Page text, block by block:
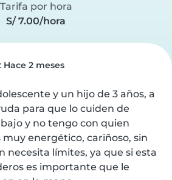
Tarifa por hora
S/ 7.00/hora
Hace 2 meses
y un hijo de 3 años, a
para que lo cuiden de
y no tengo con quien
energético, cariñoso, sin
necesita límites, ya que si esta
es importante que le